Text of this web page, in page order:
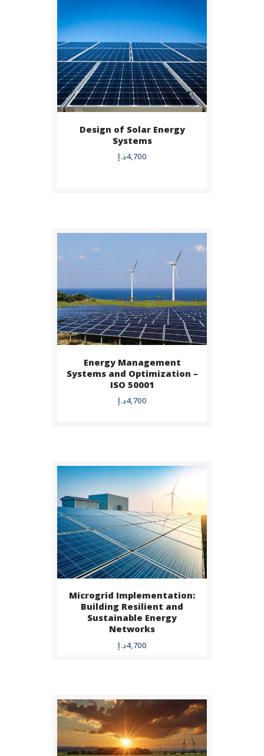
Design of Solar Energy
Systems
4,700د.إ
BUY NOW
DETAILS
Energy Management
Systems and Optimization –
ISO 50001
4,700د.إ
BUY NOW
DETAILS
Microgrid Implementation:
Building Resilient and
Sustainable Energy
Networks
4,700د.إ
BUY NOW
DETAILS